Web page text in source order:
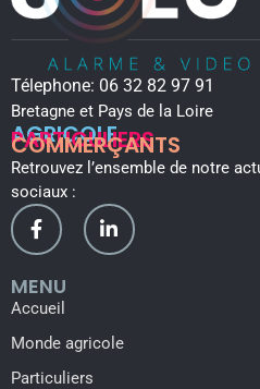
Télephone: 06 32 82 97 91
Bretagne et Pays de la Loire
AGRICOLE
PARTICULIERS
COMMERÇANTS
Retrouvez l’ensemble de notre
sociaux :
MENU
Accueil
Monde agricole
Particuliers